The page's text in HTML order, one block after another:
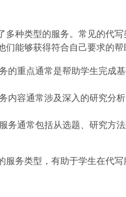
多种类型的服务。常见的代写
能够获得符合自己要求的帮
的重点通常是帮助学生完成
内容通常涉及深入的研究分
务通常包括从选题、研究方
服务类型，有助于学生在代写